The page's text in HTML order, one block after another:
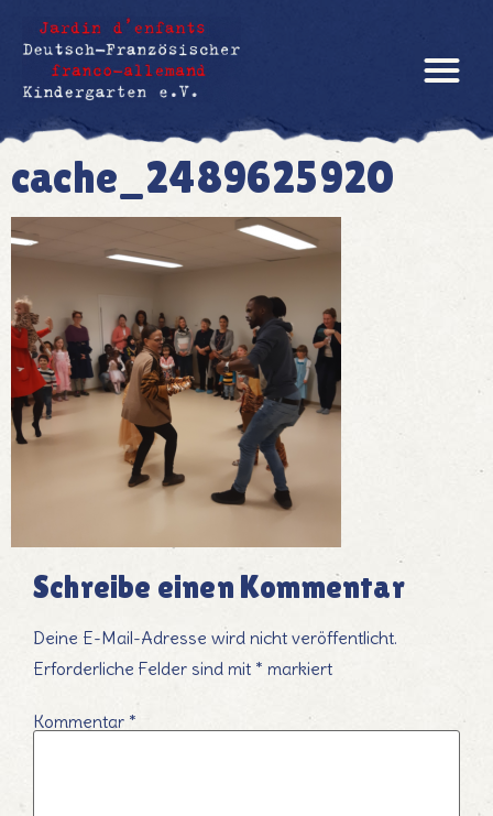
cache_2489625920
Schreibe einen Kommentar
Deine E-Mail-Adresse wird nicht veröffentlicht.
Erforderliche Felder sind mit * markiert
Kommentar *